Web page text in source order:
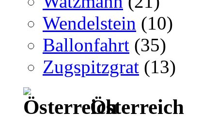
Wendelstein (10)
Ballonfahrt (35)
Zugspitzgrat (13)
Österreich